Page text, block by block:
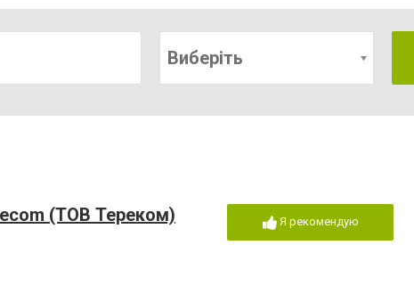
Виберіть
(ТОВ Тереком) Я рекомендую